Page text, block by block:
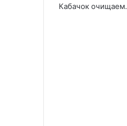
Кабачок очищаем.